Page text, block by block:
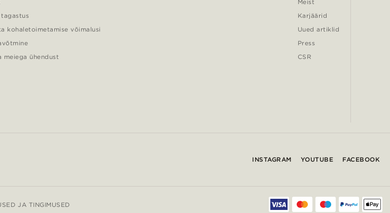
kohaletoimetamise võimalusi
meiega ühendust
Meist
Karjäärid
Uued artiklid
Press
CSR
INSTAGRAM YOUTUBE FACEBOOK
JA TINGIMUSED